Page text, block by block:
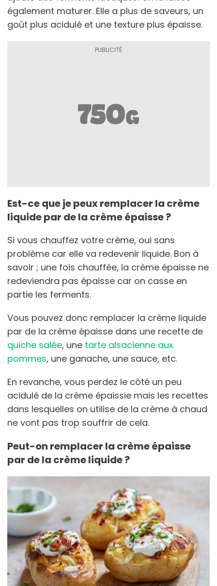
également maturer. Elle a plus de saveurs, un
goût plus acidulé et une texture plus épaisse.
Est-ce que je peux remplacer la crème
liquide par de la crème épaisse ?
Si vous chauffez votre crème, oui sans
problème car elle va redevenir liquide. Bon à
savoir ; une fois chauffée, la crème épaisse ne
redeviendra pas épaisse car on casse en
partie les ferments.
Vous pouvez donc remplacer la crème liquide
par de la crème épaisse dans une recette de
quiche salée, une tarte alsacienne aux
pommes, une ganache, une sauce, etc.
En revanche, vous perdez le côté un peu
acidulé de la crème épaissie mais les recettes
dans lesquelles on utilise de la crème à chaud
ne vont pas trop souffrir de cela.
Peut-on remplacer la crème épaisse
par de la crème liquide ?